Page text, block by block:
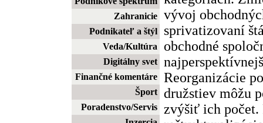
Zahranicie
Podnikateľ a štýl
Veda/Kultúra
Digitálny svet
Finančné komentáre
Šport
Poradenstvo/Servis
vývoj
sprivatizovaní
obchodné
Reorganizácie
družstiev môžu
zvýšiť ich počet.